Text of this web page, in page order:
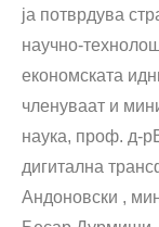
ја потврдува
научно-
економската
членуваат и
наука, проф. д-
дигитална
Андоновски ,